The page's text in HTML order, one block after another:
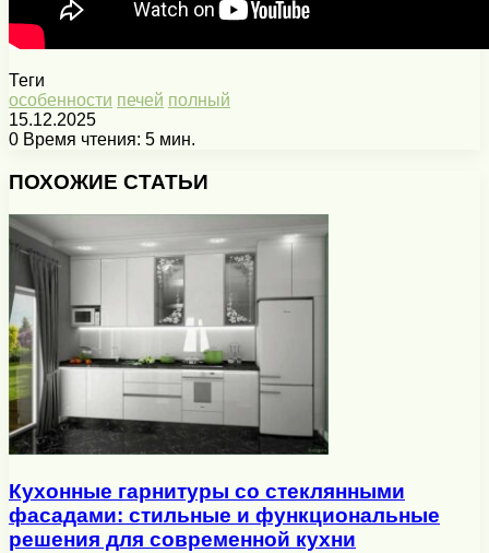
Теги
особенности печей полный
15.12.2025
0 Время чтения: 5 мин.
ПОХОЖИЕ СТАТЬИ
Кухонные гарнитуры со стеклянными
фасадами: стильные и функциональные
решения для современной кухни